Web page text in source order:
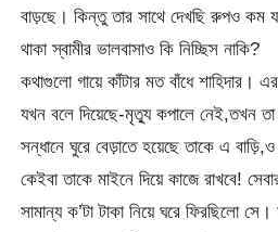
বাড়ছে। কিন্তু তার সাথে দেখছি রুপও কম
থাকা স্বামীর ভালবাসাও কি নিচ্ছিস নাকি?
কথাগুলো গায়ে কাঁটার মত বাঁধে শাহিদার।
যখন বলে দিয়েছে-মৃত্যু কপালে নেই,তখন
সন্ধানে ঘুরে বেড়াতে হয়েছে তাকে এ
কেইবা তাকে মাইনে দিয়ে কাজে রাখবে!
সামান্য ক’টা টাকা নিয়ে ঘরে ফিরছিলো